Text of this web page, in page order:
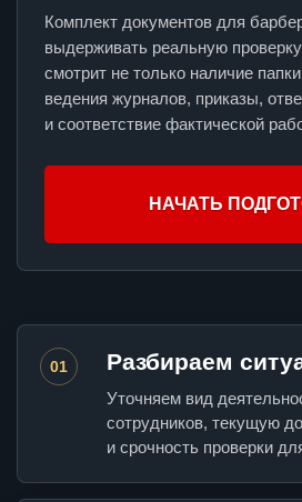
Комплект документов для
выдерживать реальную
смотрит не только наличие
ведения журналов, приказы,
и соответствие фактической
НАЧАТЬ
01 Разбираем
Уточняем вид
сотрудников, текущую
и срочность проверки